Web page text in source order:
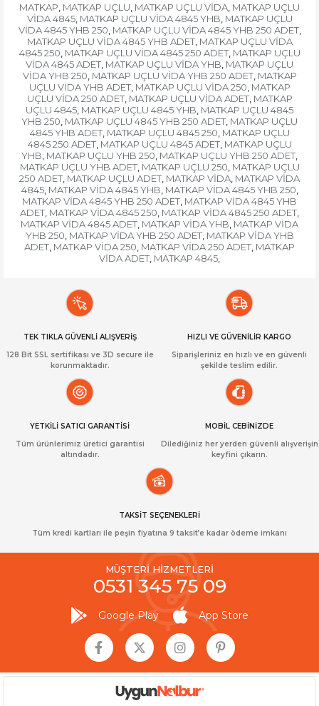
MATKAP MATKAP UÇLU MATKAP UÇLU VİDA MATKAP UÇLU
VİDA 4845, MATKAP UÇLU VİDA 4845 YHB MATKAP UÇLU
VİDA 4845 YHB 250 MATKAP UÇLU VİDA 4845 YHB 250 ADET,
MATKAP UÇLU VİDA 4845 YHB ADET, MATKAP UÇLU VİDA
4845 250 MATKAP UÇLU VİDA 4845 250 ADET, MATKAP UÇLU
VİDA 4845 ADET MATKAP UÇLU VİDA YHB MATKAP UÇLU
VİDA YHB 250 MATKAP UÇLU VİDA YHB 250 ADET, MATKAP
UÇLU VİDA YHB ADET, MATKAP UÇLU VİDA 250 MATKAP
UÇLU VİDA 250 ADET, MATKAP UÇLU VİDA ADET, MATKAP
UÇLU 4845 MATKAP UÇLU 4845 YHB MATKAP UÇLU 4845
YHB 250 MATKAP UÇLU 4845 YHB 250 ADET MATKAP UÇLU
4845 YHB ADET, MATKAP UÇLU 4845 250 MATKAP UÇLU
4845 250 ADET, MATKAP UÇLU 4845 ADET, MATKAP UÇLU
YHB MATKAP UÇLU YHB 250 MATKAP UÇLU YHB 250 ADET
MATKAP UÇLU YHB ADET, MATKAP UÇLU 250 MATKAP UÇLU
250 ADET MATKAP UÇLU ADET MATKAP VİDA MATKAP VİDA
4845, MATKAP VİDA 4845 YHB MATKAP VİDA 4845 YHB 250
MATKAP VİDA 4845 YHB 250 ADET MATKAP VİDA 4845 YHB
ADET MATKAP VİDA 4845 250 MATKAP VİDA 4845 250 ADET
MATKAP VİDA 4845 ADET MATKAP VİDA YHB MATKAP VİDA
YHB 250 MATKAP VİDA YHB 250 ADET, MATKAP VİDA YHB
ADET MATKAP VİDA 250 MATKAP VİDA 250 ADET MATKAP
VİDA ADET MATKAP 4845
TEK TIKLA GÜVENLİ ALIŞVERİŞ
128 Bit SSL sertifikası ve 3D secure ile
korunmaktadır.
HIZLI VE GÜVENİLİR KARGO
Siparişleriniz en hızlı ve en güvenli
şekilde teslim edilir.
YETKİLİ SATICI GARANTİSİ
Tüm ürünlerimiz üretici garantisi
altındadır.
MOBİL CEBİNİZDE
Dilediğiniz her yerden güvenli alışverişin
keyfini çıkarın.
TAKSİT SEÇENEKLERİ
Tüm kredi kartları ile peşin fiyatına 9 taksit’e kadar ödeme imkanı
MÜŞTERİ HİZMETLERİ
0531 345 75 09
Google Play App Store